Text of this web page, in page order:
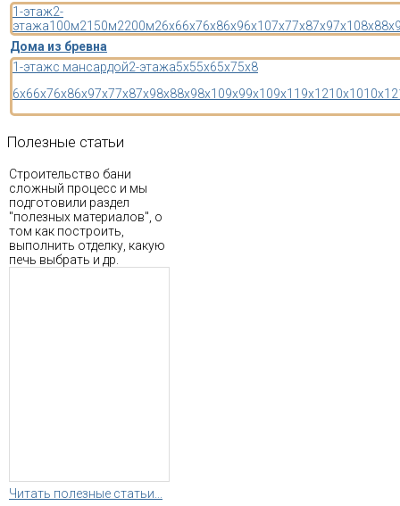
1-этаж2-
этажа100м2150м2200м26x66x76x86x96x107x77x87x97x108x8
Дома из бревна
1-этажс мансардой2-этажа5x55x65x75x8
6x66x76x86x97x77x87x98x88x98x109x99x109x11 9x1210x1010x12
Полезные статьи
Строительство бани
сложный процесс и мы
подготовили раздел
"полезных материалов", о
том как построить,
выполнить отделку, какую
печь выбрать и др.
Читать полезные статьи...